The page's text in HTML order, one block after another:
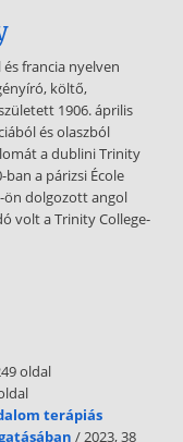
francia nyelven
költő,
1906. április
és olaszból
a dublini Trinity
ban a párizsi École
ön dolgozott angol
volt a Trinity College-
oldal
terápiás
/ 2023, 38